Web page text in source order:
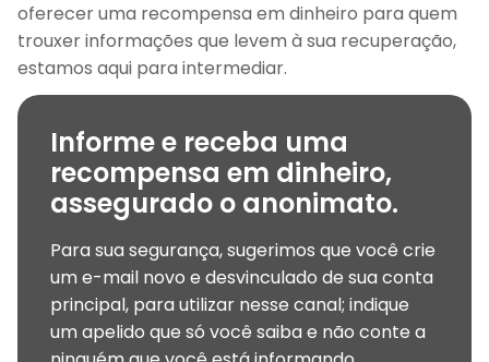
oferecer uma recompensa em dinheiro para quem
trouxer informações que levem à sua recuperação,
estamos aqui para intermediar.
Informe e receba uma
recompensa em dinheiro,
assegurado o anonimato.
Para sua segurança, sugerimos que você crie
um e-mail novo e desvinculado de sua conta
principal, para utilizar nesse canal; indique
um apelido que só você saiba e não conte a